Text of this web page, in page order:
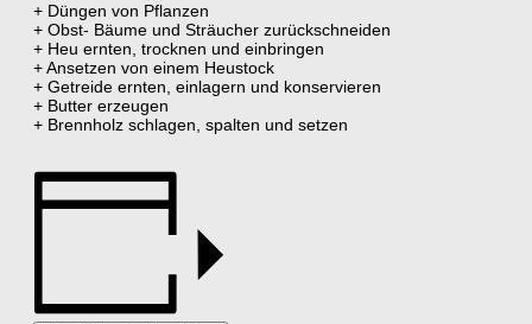
+ Düngen von Pflanzen
+ Obst- Bäume und Sträucher zurückschneiden
+ Heu ernten, trocknen und einbringen
+ Ansetzen von einem Heustock
+ Getreide ernten, einlagern und konservieren
+ Butter erzeugen
+ Brennholz schlagen, spalten und setzen